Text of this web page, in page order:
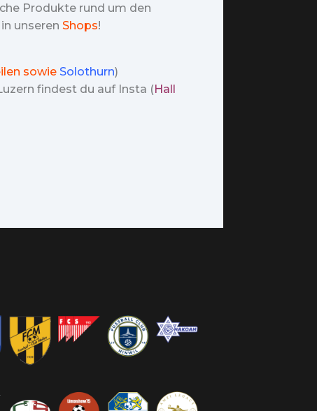
Produkte rund um den
unseren Shops!
sowie Solothurn)
findest du auf Insta (Hall